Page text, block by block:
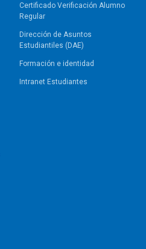
Certificado Verificación Alumno
Regular
Dirección de Asuntos
Estudiantiles (DAE)
Formación e identidad
Intranet Estudiantes